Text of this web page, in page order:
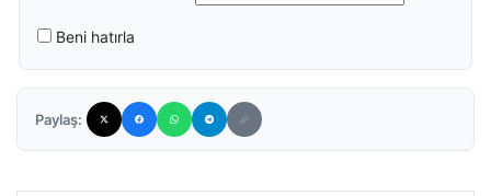
Beni hatırla
Paylaş: